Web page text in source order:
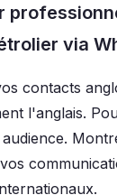
via
contacts
l'anglais.